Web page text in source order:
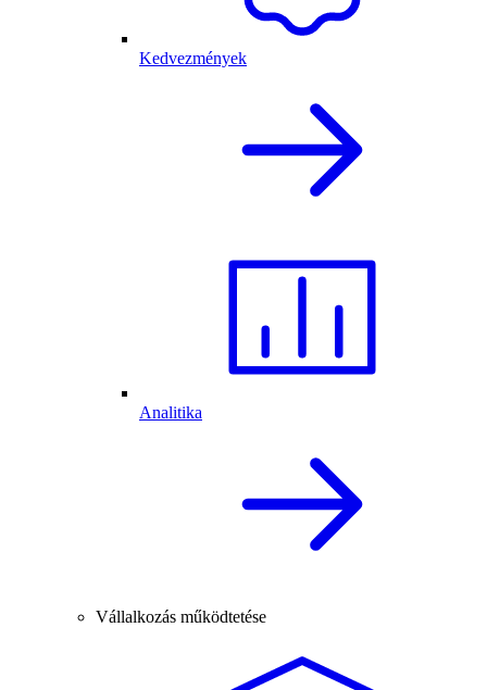
Kedvezmények
Analitika
Vállalkozás működtetése